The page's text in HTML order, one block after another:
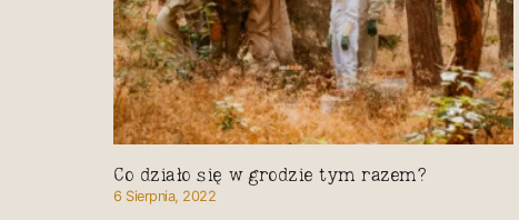
Co działo się w grodzie tym razem?
6 Sierpnia, 2022